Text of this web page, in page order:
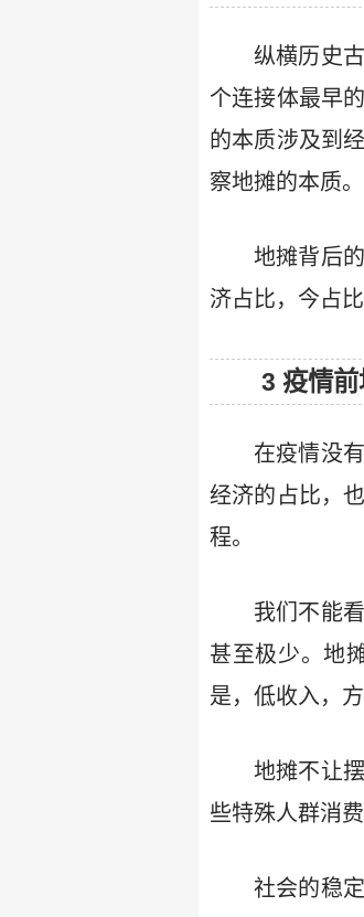
纵横历史
个连接体最早
的本质涉及到
察地摊的本质。
地摊背后
济占比，今占
3 疫情
在疫情没
经济的占比，
程。
我们不能
甚至极少。地
是，低收入，
地摊不让
些特殊人群消费
社会的稳